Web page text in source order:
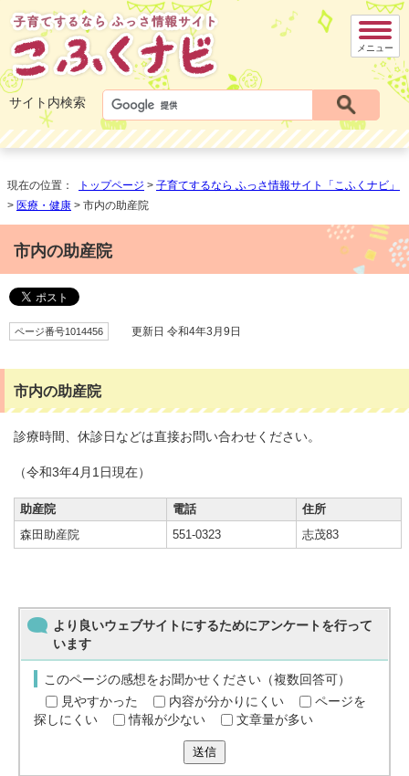
サイト内検索
メニュー
現在の位置： トップページ > 子育てするなら ふっさ情報サイト「こふくナビ」
> 医療・健康 > 市内の助産院
市内の助産院
ページ番号1014456 更新日 令和4年3月9日
市内の助産院
診療時間、休診日などは直接お問い合わせください。
（令和3年4月1日現在）
助産院 電話
住所
森田助産院
551-0323 志茂83
より良いウェブサイトにするためにアンケートを行って
います
このページの感想をお聞かせください（複数回答可）
見やすかった
内容が分かりにくい
ページを
探しにくい
情報が少ない 文章量が多い
送信